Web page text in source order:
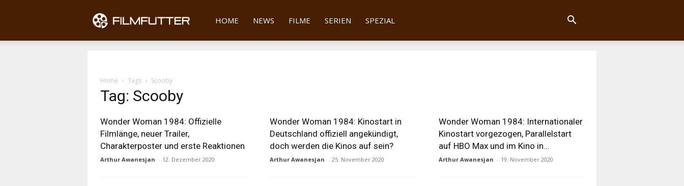
Filmfutter
HOME NEWS FILME SERIEN SPEZIAL
Home Tags Scooby
Tag: Scooby
Wonder Woman 1984: Offizielle
Filmlänge, neuer Trailer,
Charakterposter und erste Reaktionen
Arthur Awanesjan - 12. Dezember 2020
Wonder Woman 1984: Kinostart in
Deutschland offiziell angekündigt,
doch werden die Kinos auf sein?
Arthur Awanesjan - 25. November 2020
Wonder Woman 1984: Internationaler
Kinostart vorgezogen, Parallelstart
auf HBO Max und im Kino in...
Arthur Awanesjan - 19. November 2020